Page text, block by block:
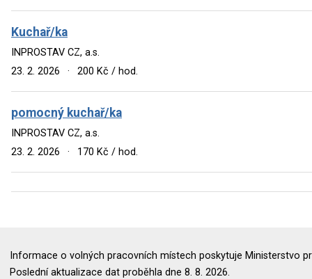
Kuchař/ka
INPROSTAV CZ, a.s.
23. 2. 2026
· 200 Kč / hod.
pomocný kuchař/ka
INPROSTAV CZ, a.s.
23. 2. 2026
· 170 Kč / hod.
Informace o volných pracovních místech poskytuje Ministerstvo
Poslední aktualizace dat proběhla dne 8. 8. 2026.